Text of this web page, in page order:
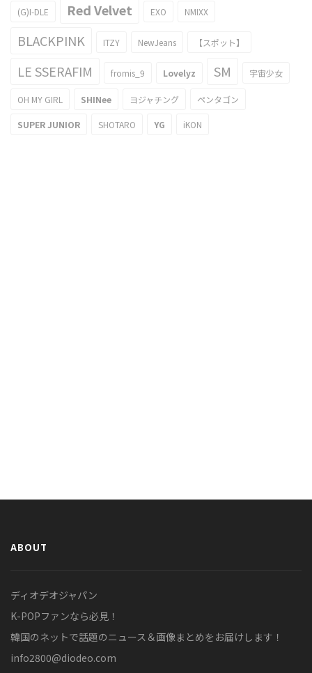
(G)I-DLE Red Velvet EXO NMIXX
BLACKPINK ITZY NewJeans 【スポット】
LE SSERAFIM fromis_9 Lovelyz SM 宇宙少女
OH MY GIRL SHINee ヨジャチング ペンタゴン
SUPER JUNIOR SHOTARO YG iKON
ABOUT
ディオデオジャパン
K-POPファンなら必見！
韓国のネットで話題のニュース＆画像まとめをお届けします！
info2800@diodeo.com